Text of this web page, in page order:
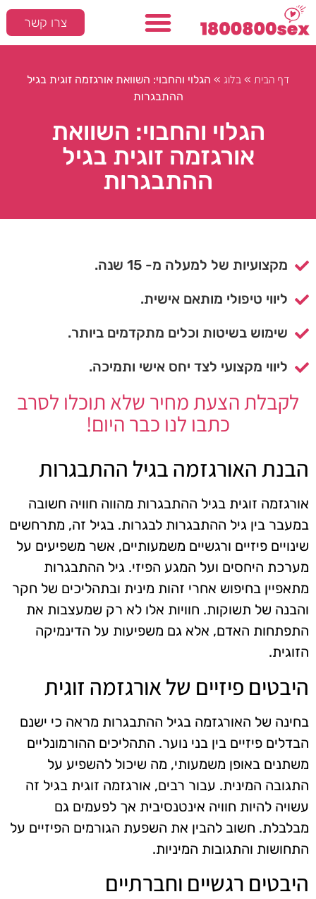
צרו קשר
דף הבית »בלוג » הגלוי והחבוי: השוואת אורגזמה זוגית בגיל
ההתבגרות
הגלוי והחבוי: השוואת
אורגזמה זוגית בגיל
ההתבגרות
מקצועיות של למעלה מ- 15 שנה.
ליווי טיפולי מותאם אישית.
שימוש בשיטות וכלים מתקדמים ביותר.
ליווי מקצועי לצד יחס אישי ותמיכה.
לקבלת הצעת מחיר שלא תוכלו לסרב
כתבו לנו כבר היום!
הבנת האורגזמה בגיל ההתבגרות
אורגזמה זוגית בגיל ההתבגרות מהווה חוויה חשובה
במעבר בין גיל ההתבגרות לבגרות. בגיל זה, מתרחשים
שינויים פיזיים ורגשיים משמעותיים, אשר משפיעים על
מערכת היחסים ועל המגע הפיזי. גיל ההתבגרות
מתאפיין בחיפוש אחרי זהות מינית ובתהליכים של חקר
והבנה של תשוקות. חוויות אלו לא רק שמעצבות את
התפתחות האדם, אלא גם משפיעות על הדינמיקה
הזוגית.
היבטים פיזיים של אורגזמה זוגית
בחינה של האורגזמה בגיל ההתבגרות מראה כי ישנם
הבדלים פיזיים בין בני נוער. התהליכים ההורמונליים
משתנים באופן משמעותי, מה שיכול להשפיע על
התגובה המינית. עבור רבים, אורגזמה זוגית בגיל זה
עשויה להיות חוויה אינטנסיבית אך לפעמים גם
מבלבלת. חשוב להבין את השפעת הגורמים הפיזיים על
התחושות והתגובות המיניות.
היבטים רגשיים וחברתיים